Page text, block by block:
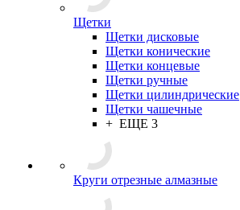
Щетки
Щетки дисковые
Щетки конические
Щетки концевые
Щетки ручные
Щетки цилиндрические
Щетки чашечные
+ ЕЩЕ 3
Круги отрезные алмазные